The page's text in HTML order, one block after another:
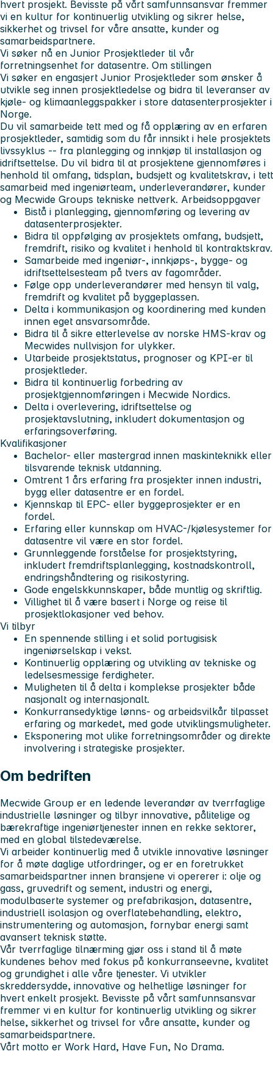
hvert prosjekt. Bevisste på vårt samfunnsansvar fremmer
vi en kultur for kontinuerlig utvikling og sikrer helse,
sikkerhet og trivsel for våre ansatte, kunder og
samarbeidspartnere.
Vi søker nå en Junior Prosjektleder til vår
forretningsenhet for datasentre. Om stillingen
Vi søker en engasjert Junior Prosjektleder som ønsker å
utvikle seg innen prosjektledelse og bidra til leveranser av
kjøle- og klimaanleggspakker i store datasenterprosjekter i
Norge.
Du vil samarbeide tett med og få opplæring av en erfaren
prosjektleder, samtidig som du får innsikt i hele prosjektets
livssyklus -- fra planlegging og innkjøp til installasjon og
idriftsettelse. Du vil bidra til at prosjektene gjennomføres i
henhold til omfang, tidsplan, budsjett og kvalitetskrav, i tett
samarbeid med ingeniørteam, underleverandører, kunder
og Mecwide Groups tekniske nettverk. Arbeidsoppgaver
Bistå i planlegging, gjennomføring og levering av
datasenterprosjekter.
Bidra til oppfølging av prosjektets omfang, budsjett,
fremdrift, risiko og kvalitet i henhold til kontraktskrav.
Samarbeide med ingeniør-, innkjøps-, bygge- og
idriftsettelsesteam på tvers av fagområder.
Følge opp underleverandører med hensyn til valg,
fremdrift og kvalitet på byggeplassen.
Delta i kommunikasjon og koordinering med kunden
innen eget ansvarsområde.
Bidra til å sikre etterlevelse av norske HMS-krav og
Mecwides nullvisjon for ulykker.
Utarbeide prosjektstatus, prognoser og KPI-er til
prosjektleder.
Bidra til kontinuerlig forbedring av
prosjektgjennomføringen i Mecwide Nordics.
Delta i overlevering, idriftsettelse og
prosjektavslutning, inkludert dokumentasjon og
erfaringsoverføring.
Kvalifikasjoner
Bachelor- eller mastergrad innen maskinteknikk eller
tilsvarende teknisk utdanning.
Omtrent 1 års erfaring fra prosjekter innen industri,
bygg eller datasentre er en fordel.
Kjennskap til EPC- eller byggeprosjekter er en
fordel.
Erfaring eller kunnskap om HVAC-/kjølesystemer for
datasentre vil være en stor fordel.
Grunnleggende forståelse for prosjektstyring,
inkludert fremdriftsplanlegging, kostnadskontroll,
endringshåndtering og risikostyring.
Gode engelskkunnskaper, både muntlig og skriftlig.
Villighet til å være basert i Norge og reise til
prosjektlokasjoner ved behov.
Vi tilbyr
En spennende stilling i et solid portugisisk
ingeniørselskap i vekst.
Kontinuerlig opplæring og utvikling av tekniske og
ledelsesmessige ferdigheter.
Muligheten til å delta i komplekse prosjekter både
nasjonalt og internasjonalt.
Konkurransedyktige lønns- og arbeidsvilkår tilpasset
erfaring og markedet, med gode utviklingsmuligheter.
Eksponering mot ulike forretningsområder og direkte
involvering i strategiske prosjekter.
Om bedriften
Mecwide Group er en ledende leverandør av tverrfaglige
industrielle løsninger og tilbyr innovative, pålitelige og
bærekraftige ingeniørtjenester innen en rekke sektorer,
med en global tilstedeværelse.
Vi arbeider kontinuerlig med å utvikle innovative løsninger
for å møte daglige utfordringer, og er en foretrukket
samarbeidspartner innen bransjene vi opererer i: olje og
gass, gruvedrift og sement, industri og energi,
modulbaserte systemer og prefabrikasjon, datasentre,
industriell isolasjon og overflatebehandling, elektro,
instrumentering og automasjon, fornybar energi samt
avansert teknisk støtte.
Vår tverrfaglige tilnærming gjør oss i stand til å møte
kundenes behov med fokus på konkurranseevne, kvalitet
og grundighet i alle våre tjenester. Vi utvikler
skreddersydde, innovative og helhetlige løsninger for
hvert enkelt prosjekt. Bevisste på vårt samfunnsansvar
fremmer vi en kultur for kontinuerlig utvikling og sikrer
helse, sikkerhet og trivsel for våre ansatte, kunder og
samarbeidspartnere.
Vårt motto er Work Hard, Have Fun, No Drama.